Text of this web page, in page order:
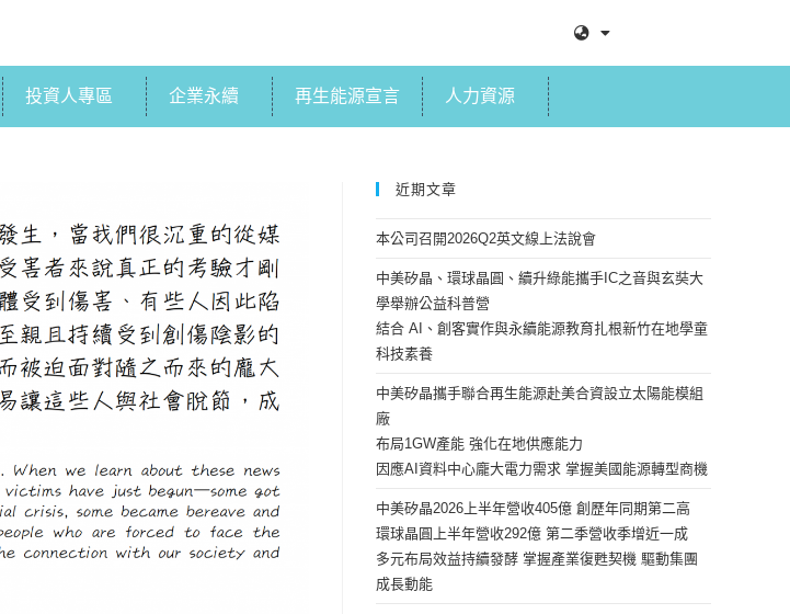
投資人專區 企業永續 再生能源宣言 人力資源
近期文章
本公司召開2026Q2英文線上法說會
中美矽晶、環球晶圓、續升綠能攜手IC之音與玄奘大
學舉辦公益科普營
結合 AI、創客實作與永續能源教育扎根新竹在地學童
科技素養
中美矽晶攜手聯合再生能源赴美合資設立太陽能模組
廠
布局1GW產能 強化在地供應能力
因應AI資料中心龐大電力需求 掌握美國能源轉型商機
中美矽晶2026上半年營收405億 創歷年同期第二高
環球晶圓上半年營收292億 第二季營收季增近一成
多元布局效益持續發酵 掌握產業復甦契機 驅動集團
成長動能